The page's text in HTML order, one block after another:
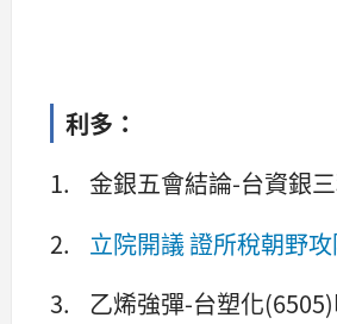
利多：
1. 金銀五會結論-台資銀
2. 立院開議 證所稅朝野
3. 乙烯強彈-台塑化